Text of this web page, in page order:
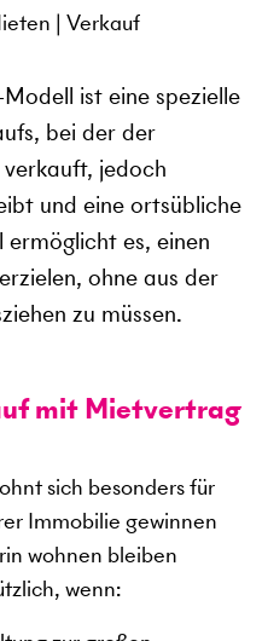
Verkauf
ist eine spezielle
bei der der
jedoch
und eine ortsübliche
es, einen
ohne aus der
zu müssen.
mit Mietvertrag
sich besonders für
Immobilie gewinnen
wohnen bleiben
wenn: